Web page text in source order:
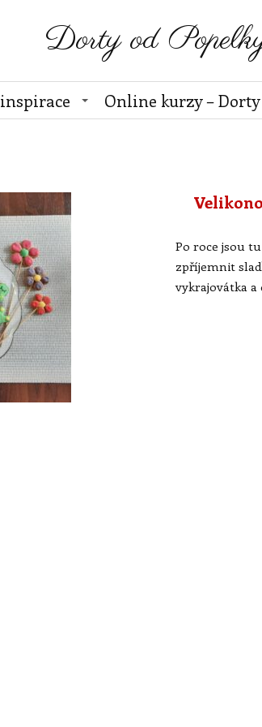
Dorty od
Online kurzy – Dorty
Po roce jsou
zpříjemnit
vykrajovátka